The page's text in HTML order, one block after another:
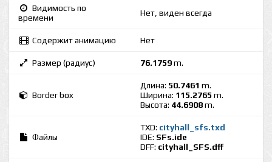
Видимость по
времени
Нет, виден всегда
Содержит анимацию Нет
Размер (радиус) 76.1759m.
Border box
Длина: 50.7461 m.
Ширина: 115.2765 m.
Высота: 44.6908m.
Файлы
TXD: cityhall_sfs.txd
IDE: SFs.ide
DFF: cityhall_SFS.dff